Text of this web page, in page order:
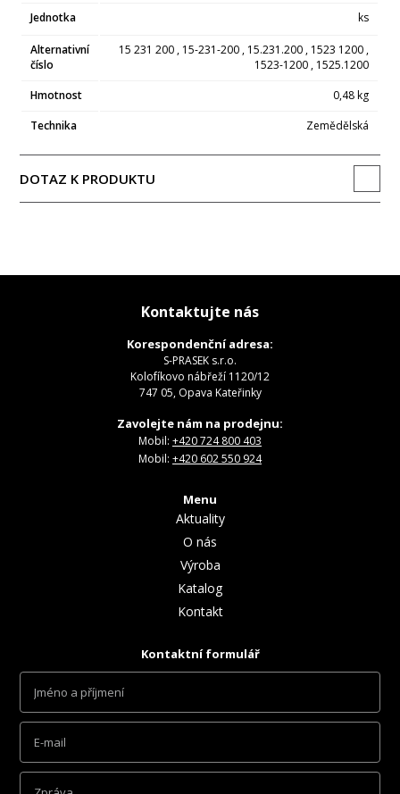
Jednotka ks
Alternativní
číslo
15 231 200 , 15-231-200 , 15.231.200 , 1523 1200 ,
1523-1200 , 1525.1200
Hmotnost
0,48 kg
Technika
Zemědělská
DOTAZ K PRODUKTU
Kontaktujte nás
Korespondenční adresa:
S-PRASEK s.r.o.
Kolofíkovo nábřeží 1120/12
747 05, Opava Kateřinky
Zavolejte nám na prodejnu:
Mobil: +420 724 800 403
Mobil: +420 602 550 924
Menu
Aktuality
O nás
Výroba
Katalog
Kontakt
Kontaktní formulář